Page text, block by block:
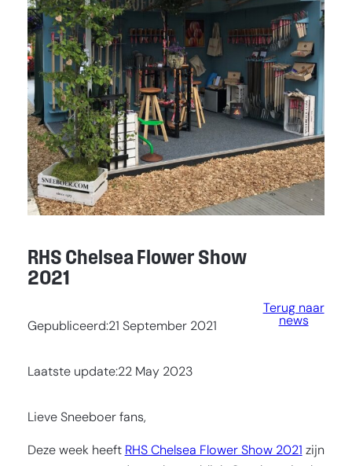
RHS Chelsea Flower Show
2021
Gepubliceerd:21 September 2021
Laatste update:22 May 2023
Terug naar
news
Lieve Sneeboer fans,
Deze week heeft RHS Chelsea Flower Show 2021 zijn